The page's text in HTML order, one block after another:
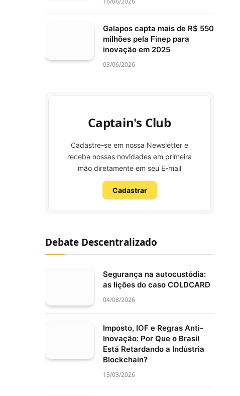
Galapos capta mais de R$ 550
milhões pela Finep para
inovação em 2025
03/06/2026
Captain's Club
Cadastre-se em nossa Newsletter e
receba nossas novidades em primeira
mão diretamente em seu E-mail
Cadastrar
Debate Descentralizado
Segurança na autocustódia:
as lições do caso COLDCARD
04/08/2026
Imposto, IOF e Regras Anti-
Inovação: Por Que o Brasil
Está Retardando a Indústria
Blockchain?
13/03/2026